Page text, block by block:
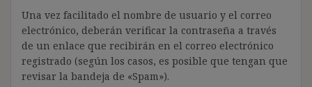
Una vez facilitado el nombre de usuario y el correo
electrónico, deberán verificar la contraseña a través
de un enlace que recibirán en el correo electrónico
registrado (según los casos, es posible que tengan que
revisar la bandeja de «Spam»).